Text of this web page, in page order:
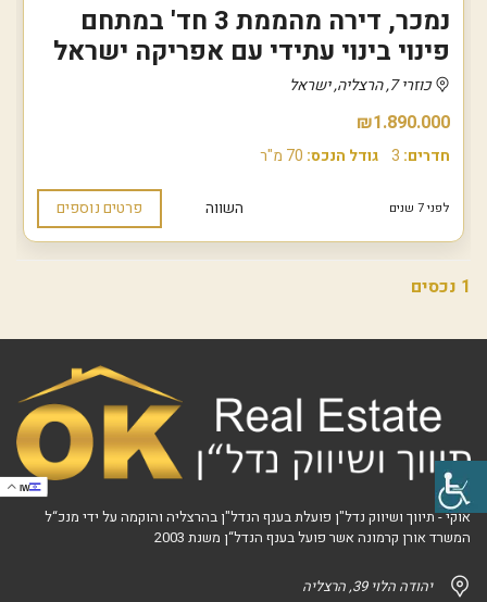
נמכר, דירה מהממת 3 חד' במתחם
פינוי בינוי עתידי עם אפריקה ישראל
כוזרי 7, הרצליה, ישראל
₪1.890.000
חדרים: 3 גודל הנכס: 70 מ"ר
לפני 7 שנים השווה פרטים נוספים
1 נכסים
אוקי - תיווך ושיווק נדל"ן פועלת בענף הנדל"ן בהרצליה והוקמה על ידי מנכ“ל
המשרד אורן קרמונה אשר פועל בענף הנדל“ן משנת 2003
יהודה הלוי 39, הרצליה
IW